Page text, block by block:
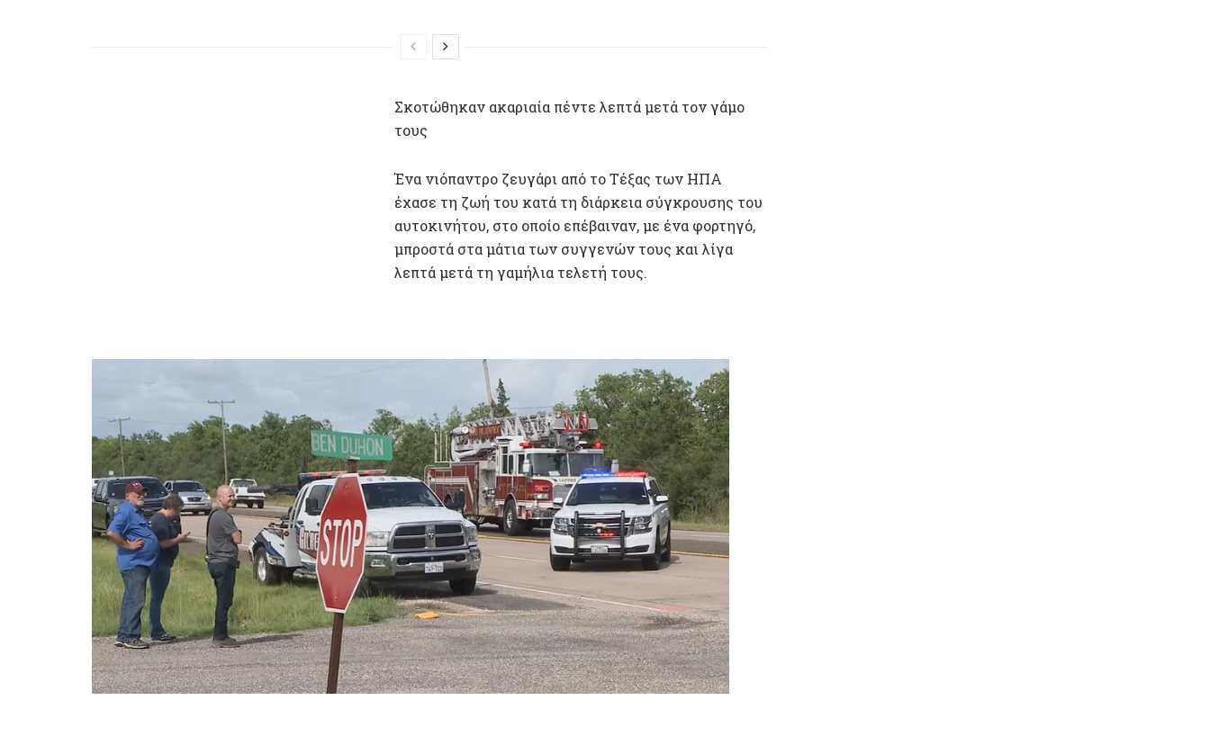
Σκοτώθηκαν ακαριαία πέντε λεπτά μετά τον γάμο
τους
Ένα νιόπαντρο ζευγάρι από το Τέξας των ΗΠΑ
έχασε τη ζωή του κατά τη διάρκεια σύγκρουσης του
αυτοκινήτου, στο οποίο επέβαιναν, με ένα φορτηγό,
μπροστά στα μάτια των συγγενών τους και λίγα
λεπτά μετά τη γαμήλια τελετή τους.